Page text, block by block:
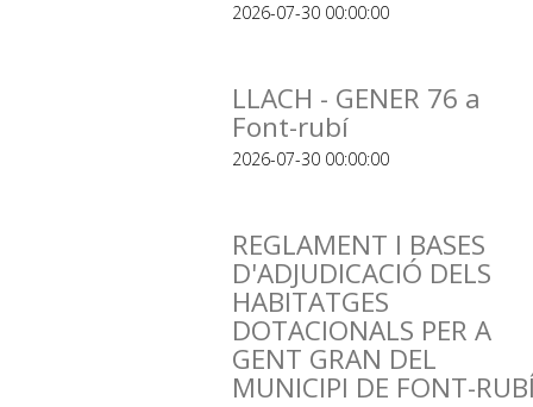
2026-07-30 00:00:00
LLACH - GENER 76 a
Font-rubí
2026-07-30 00:00:00
REGLAMENT I BASES
D'ADJUDICACIÓ DELS
HABITATGES
DOTACIONALS PER A
GENT GRAN DEL
MUNICIPI DE FONT-